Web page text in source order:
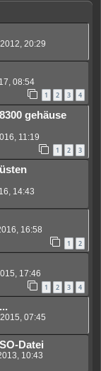
20:29
08:54
1 2 3 4
gehäuse
11:19
1 2 3
14:43
16:58
1 2
17:46
1 2 3 4
07:45
Datei
10:43